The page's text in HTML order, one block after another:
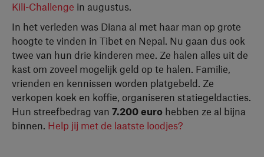
Kili-Challenge in augustus.
In het verleden was Diana al met haar man op grote
hoogte te vinden in Tibet en Nepal. Nu gaan dus ook
twee van hun drie kinderen mee. Ze halen alles uit de
kast om zoveel mogelijk geld op te halen. Familie,
vrienden en kennissen worden platgebeld. Ze
verkopen koek en koffie, organiseren statiegeldacties.
Hun streefbedrag van 7.200 euro hebben ze al bijna
binnen. Help jij met de laatste loodjes?